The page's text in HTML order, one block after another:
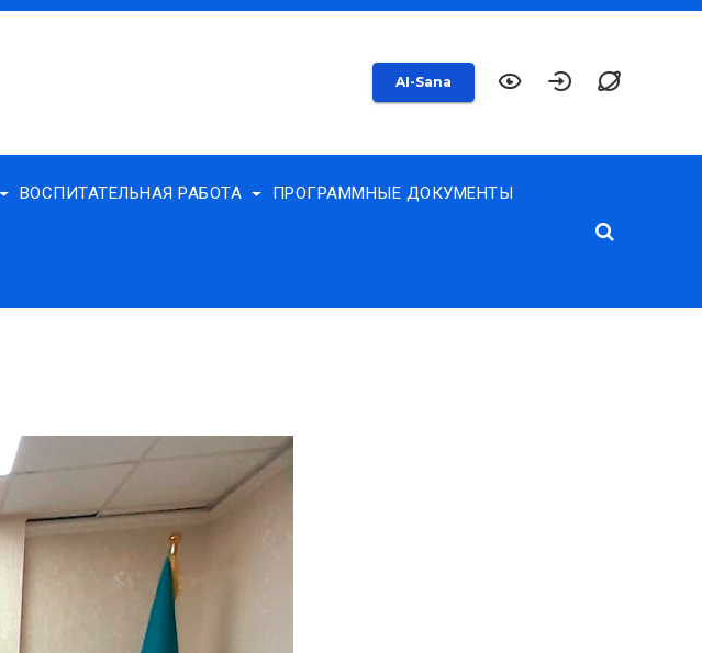
AI-Sana
ВОСПИТАТЕЛЬНАЯ РАБОТА ПРОГРАММНЫЕ ДОКУМЕНТЫ